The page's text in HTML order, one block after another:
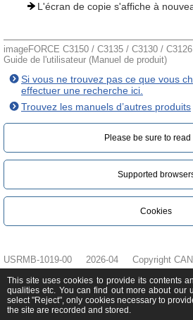
L'écran de copie s'affiche à
imageFORCE C3150 / C3135 / C3130 / C3126
Guide de l'utilisateur (Manuel de produit)
Si vous ne trouvez pas ce que vous
effectuer une recherche ici.
Trouvez les manuels d’autres produits
Please be sure to read
Supported
Cookies
USRMB-1019-00 2026-04 Copyright
This site uses cookies to provide its contents
qualities etc. You can find out more about our
select "Reject", only cookies necessary to
the site are recorded and stored.